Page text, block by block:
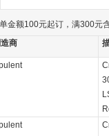
金额100元起订，满300元
商